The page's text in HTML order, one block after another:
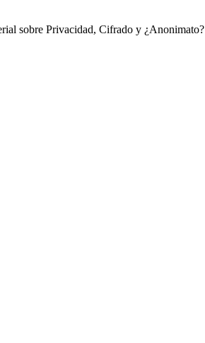
sobre Privacidad, Cifrado y ¿Anonimato?